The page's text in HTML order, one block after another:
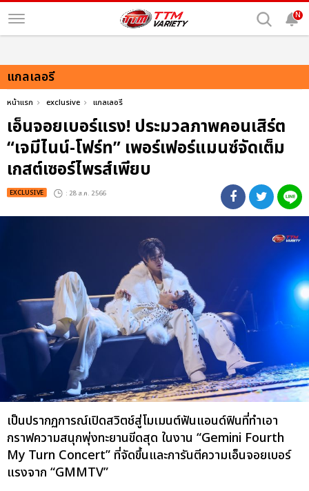
N
แกลเลอรี
หน้าแรก exclusive แกลเลอรี
เอ็นจอยเบอร์แรง! ประมวลภาพคอนเสิร์ต
“เจมีไนน์-โฟร์ท” เพอร์เฟอร์แมนซ์จัดเต็ม
เกสต์เซอร์ไพรส์เพียบ
EXCLUSIVE : 28 ส.ค. 2566
เป็นปรากฏการณ์เปิดสวิตช์สู่โมเมนต์ฟันแอนด์ฟินที่ทำเอา
กราฟความสนุกพุ่งทะยานขีดสุด ในงาน “Gemini Fourth
My Turn Concert” ที่จัดขึ้นและการันตีความเอ็นจอยเบอร์
แรงจาก “GMMTV”